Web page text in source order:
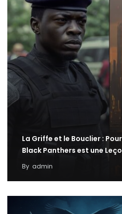
La Griffe et le Bouclier :
Black Panthers est une
By admin